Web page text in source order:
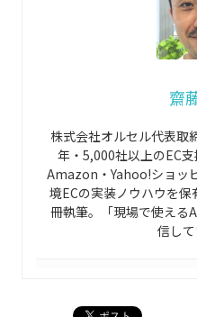
齋
株式会社オルセル代表取
年・5,000社以上のEC
Amazon・Yahoo!ショッ
境ECの実装ノウハウを
冊執筆。「現場で使える
信して